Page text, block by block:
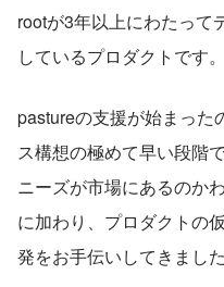
rootが3年以上にわたって
しているプロダクトです。
pastureの支援が始まった
ス構想の極めて早い段階
ニーズが市場にあるのか
に加わり、プロダクトの
発をお手伝いしてきました